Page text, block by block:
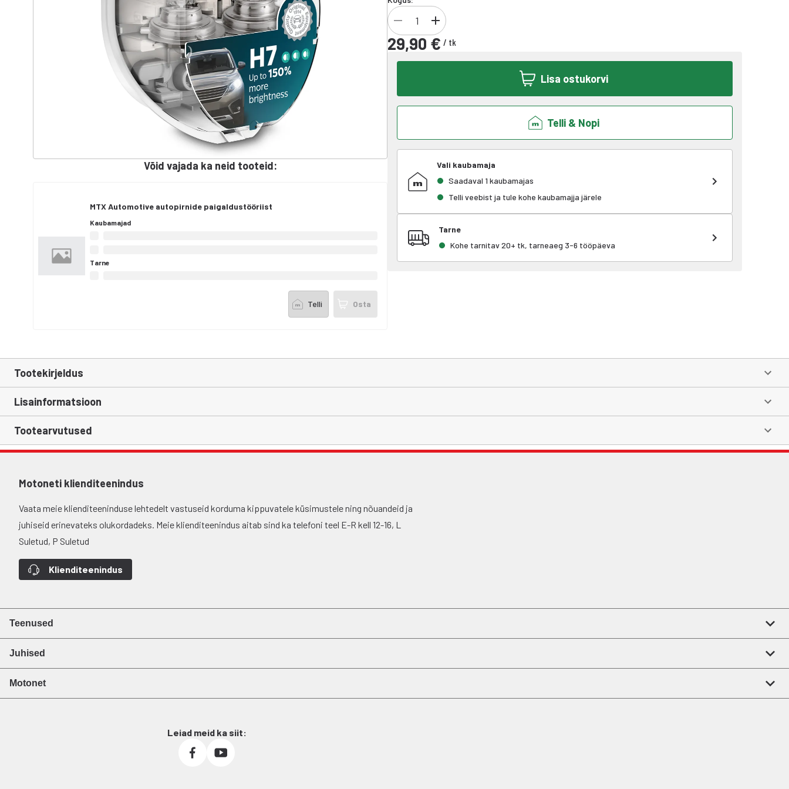
Võid vajada ka neid tooteid:
MTX Automotive autopirnide paigaldustööriist
Kaubamajad
Tarne
Telli Osta
29,90 € / tk
Lisa ostukorvi
Telli & Nopi
Vali kaubamaja
Saadaval 1 kaubamajas
Telli veebist ja tule kohe kaubamajja järele
Tarne
Kohe tarnitav 20+ tk, tarneaeg 3-6 tööpäeva
Tootekirjeldus
Lisainformatsioon
Tootearvutused
Motoneti klienditeenindus
Vaata meie klienditeeninduse lehtedelt vastuseid korduma kippuvatele küsimustele ning nõuandeid ja
juhiseid erinevateks olukordadeks. Meie klienditeenindus aitab sind ka telefoni teel E-R kell 12-16, L
Suletud, P Suletud
Klienditeenindus
Teenused
Juhised
Motonet
Leiad meid ka siit: